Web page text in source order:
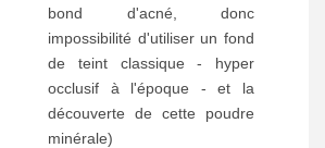
bond d'acné, donc
impossibilité d'utiliser un fond
de teint classique - hyper
occlusif à l'époque - et la
découverte de cette poudre
minérale)